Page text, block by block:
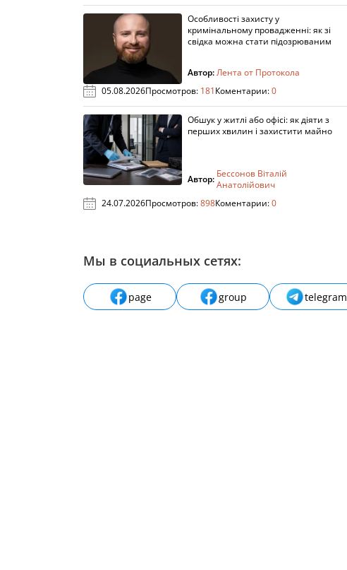
Особливості захисту у
кримінальному провадженні: як зі
свідка можна стати підозрюваним
Автор:Лента от Протокола
05.08.2026Просмотров: 181Коментарии:0
Обшук у житлі або офісі: як діяти з
перших хвилин і захистити майно
Автор: Бессонов Віталій
Анатолійович
24.07.2026Просмотров:898Коментарии:0
Мы в социальных сетях:
page group telegram